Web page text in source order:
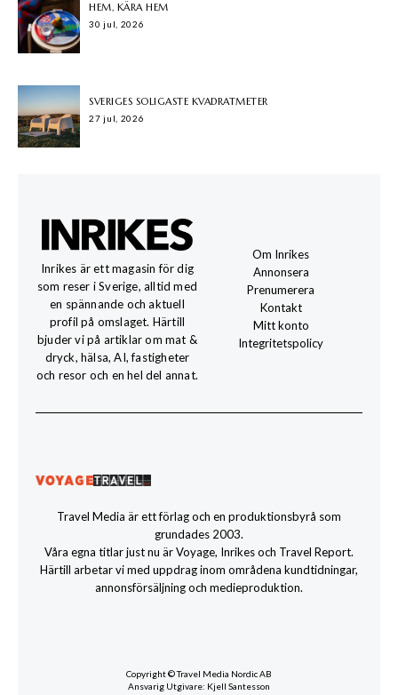
HEM, KÄRA HEM
30 jul, 2026
SVERIGES SOLIGASTE KVADRATMETER
27 jul, 2026
Inrikes är ett magasin för dig
som reser i Sverige, alltid med
en spännande och aktuell
profil på omslaget. Härtill
bjuder vi på artiklar om mat &
dryck, hälsa, AI, fastigheter
och resor och en hel del annat.
Om Inrikes
Annonsera
Prenumerera
Kontakt
Mitt konto
Integritetspolicy
Travel Media är ett förlag och en produktionsbyrå som
grundades 2003.
Våra egna titlar just nu är Voyage, Inrikes och Travel Report.
Härtill arbetar vi med uppdrag inom områdena kundtidningar,
annonsförsäljning och medieproduktion.
Copyright © Travel Media Nordic AB
Ansvarig Utgivare: Kjell Santesson